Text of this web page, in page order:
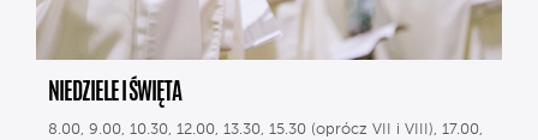
NIEDZIELE I ŚWIĘTA
8.00, 9.00, 10.30, 12.00, 13.30, 15.30 (oprócz VII i VIII), 17.00,